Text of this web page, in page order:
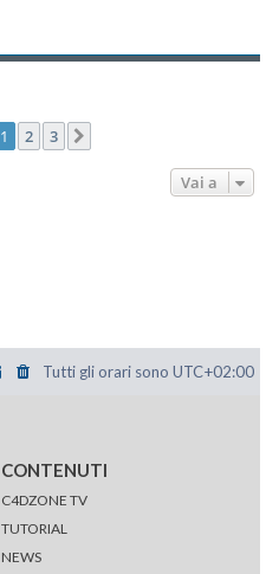
1 2 3
Vai a
Tutti gli orari sono UTC+02:00
CONTENUTI
C4DZONE TV
TUTORIAL
NEWS